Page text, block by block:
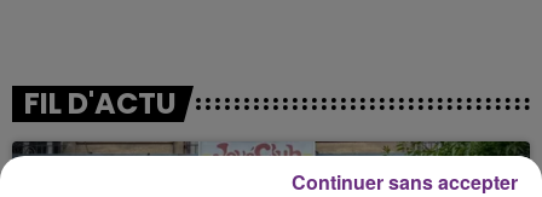
FIL D'ACTU
Continuer sans accepter